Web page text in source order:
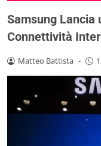
Samsung Lancia
Connettività
Matteo Battista -